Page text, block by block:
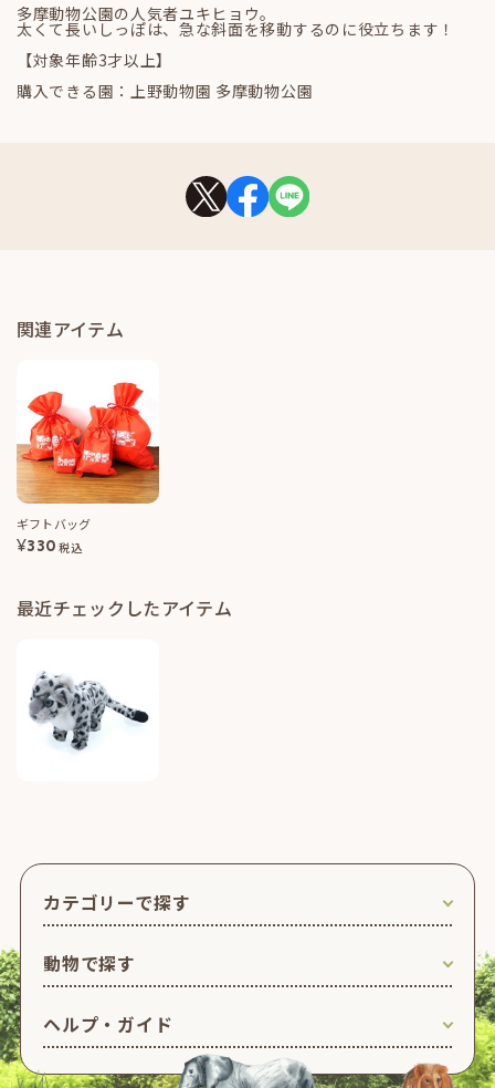
多摩動物公園の人気者ユキヒョウ。
太くて長いしっぽは、急な斜面を移動するのに役立ちます！
【対象年齢3才以上】
購入できる園：上野動物園 多摩動物公園
関連アイテム
ギフトバッグ
¥330 税込
最近チェックしたアイテム
カテゴリーで探す
動物で探す
ヘルプ・ガイド